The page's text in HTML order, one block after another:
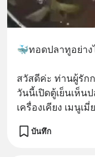
🐳ทอดปลาทูอย่าง
สวัสดีค่ะ ท่านผู้รัก
วันนี้เปิดตู้เย็นเห็น
เครื่องเคียง เมนูเ
บันทึก